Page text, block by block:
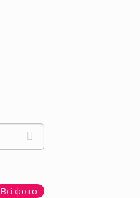
Всі фото